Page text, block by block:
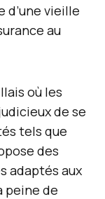
d’une vieille
au
où les
de se
tels que
des
adaptés aux
peine de